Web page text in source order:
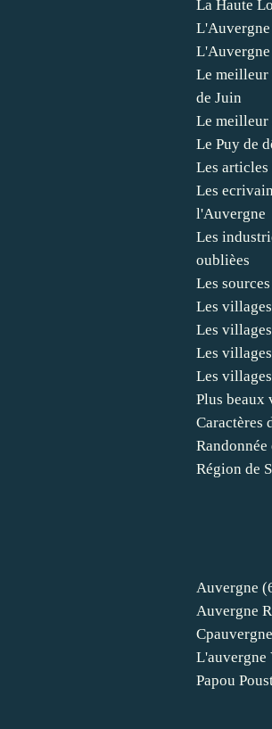
Auvergne
Auvergne
Cpauvergne
L'auvergne
Papou
La Haute
L'Auvergne
Le meilleur
de Juin
Le meilleur
Le Puy de
Les
Les
l'Auvergne
Les
oublièes
Les
Les
Les
Les
Les
Plus beaux
Caractères
Région de